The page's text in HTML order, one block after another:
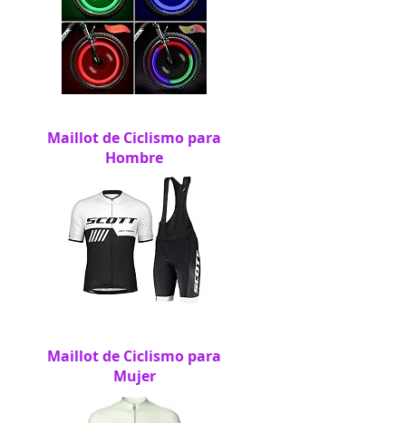
Maillot de Ciclismo para
Hombre
Maillot de Ciclismo para
Mujer